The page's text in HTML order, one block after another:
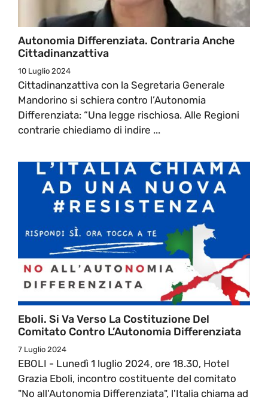
Autonomia Differenziata. Contraria Anche
Cittadinanzattiva
10 Luglio 2024
Cittadinanzattiva con la Segretaria Generale
Mandorino si schiera contro l’Autonomia
Differenziata: “Una legge rischiosa. Alle Regioni
contrarie chiediamo di indire ...
Eboli. Si Va Verso La Costituzione Del
Comitato Contro L’Autonomia Differenziata
7 Luglio 2024
EBOLI - Lunedì 1 luglio 2024, ore 18.30, Hotel
Grazia Eboli, incontro costituente del comitato
"No all'Autonomia Differenziata", l'Italia chiama ad